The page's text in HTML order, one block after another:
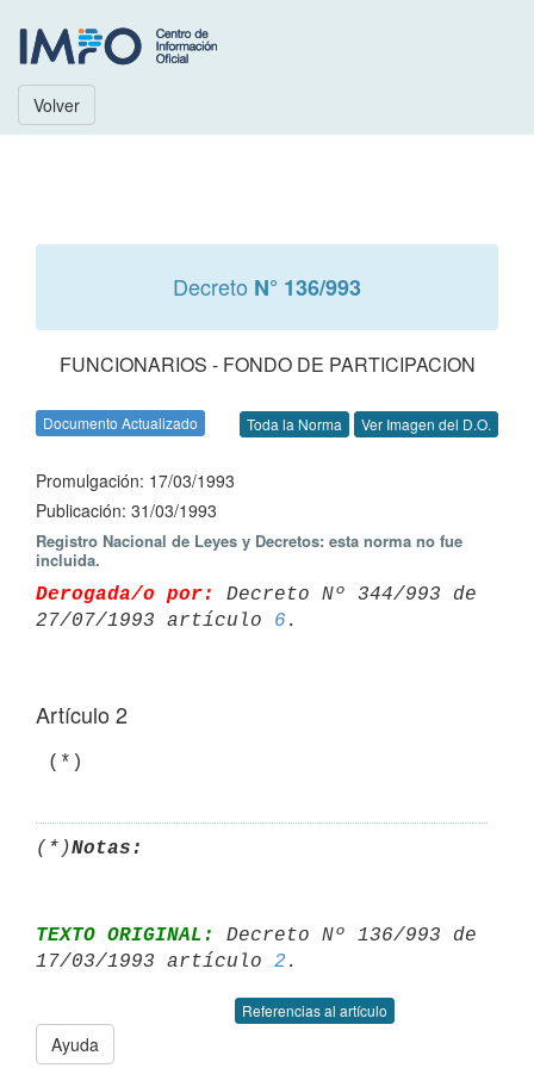
Volver
Decreto N° 136/993
FUNCIONARIOS - FONDO DE PARTICIPACION
Documento Actualizado Toda la Norma Ver Imagen del D.O.
Promulgación: 17/03/1993
Publicación: 31/03/1993
Registro Nacional de Leyes y Decretos: esta norma no fue
incluida.
Derogada/o por:
Decreto Nº 344/993 de
27/07/1993 artículo 6
Artículo 2
(*)Notas:
TEXTO ORIGINAL:
Decreto Nº 136/993 de
17/03/1993 artículo 2
Referencias al artículo
Ayuda